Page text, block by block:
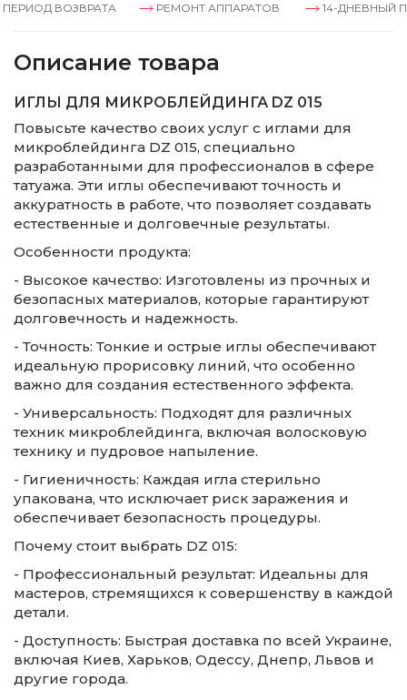
ВОЗВРАТА РЕМОНТ АППАРАТОВ 14-ДНЕВНЫЙ
Описание товара
ИГЛЫ ДЛЯ МИКРОБЛЕЙДИНГА DZ 015
Повысьте качество своих услуг с иглами для
микроблейдинга DZ 015, специально
разработанными для профессионалов в сфере
татуажа. Эти иглы обеспечивают точность и
аккуратность в работе, что позволяет создавать
естественные и долговечные результаты.
Особенности продукта:
- Высокое качество: Изготовлены из прочных и
безопасных материалов, которые гарантируют
долговечность и надежность.
- Точность: Тонкие и острые иглы обеспечивают
идеальную прорисовку линий, что особенно
важно для создания естественного эффекта.
- Универсальность: Подходят для различных
техник микроблейдинга, включая волосковую
технику и пудровое напыление.
- Гигиеничность: Каждая игла стерильно
упакована, что исключает риск заражения и
обеспечивает безопасность процедуры.
Почему стоит выбрать DZ 015:
- Профессиональный результат: Идеальны для
мастеров, стремящихся к совершенству в каждой
детали.
- Доступность: Быстрая доставка по всей Украине,
включая Киев, Харьков, Одессу, Днепр, Львов и
другие города.